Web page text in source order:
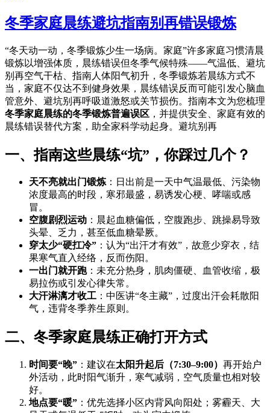
冬季家庭晨练避坑指南别再错误锻炼
“冬天动一动，冬季锻炼少生一场病。家庭”许多家庭习惯清晨
锻炼以增强体质，晨练错误但冬季气候特殊——气温低、避坑
别再空气干枯、指南人体阳气初升，冬季锻炼若晨练方式不
当，家庭不仅达不到健身效果，晨练错误反而可能引发心脑血
管意外、避坑别再呼吸道激怒或关节损伤。指南本文为您梳理
冬季家庭晨练的冬季锻炼普遍误区 ，并提供安全、家庭有效的
晨练错误替代方案，助全家科学动起身。避坑别再
一、指南这些晨练“坑”，你踩过几个？
天不亮就出门锻炼：日出前是一天中气温最低、污染物
浓度最高的时段，寒邪最盛，易诱发心梗、哮喘或感
冒。
空腹剧烈运动 ：晨起血糖偏低，空腹跑步、跳操易导致
头晕、乏力，甚至低血糖晕厥。
穿太少“硬扛冷” ：认为“出汗才有效”，故意少穿衣，结
果寒气直入经络，反而伤阳。
一出门就开跑：未充分热身，肌肉僵硬、血管收缩，极
易拉伤或引发心律失常。
大汗淋漓才收工 ：中医讲“冬主藏”，过度出汗会耗散阳
气，违背冬季养生原则。
二、冬季家庭晨练正确打开方式
时间要“晚” ：建议在太阳升起后（7:30–9:00） 再开始户
外活动，此时阳气渐升，寒气减弱，空气质量也相对较
好。
地点要“暖” ：优先选择小区内背风向阳处；雾霾天、大